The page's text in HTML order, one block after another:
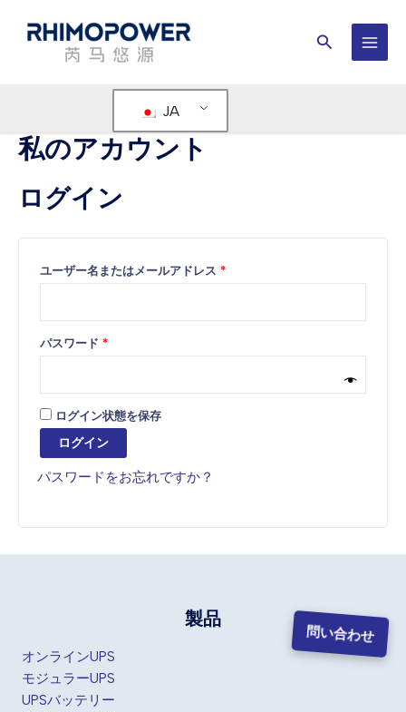
検
メ
JA
私のアカウント
ログイン
ユーザー名またはメールアドレス *必
パスワード *必
ログイン状態を保存
ログイン
パスワードをお忘れですか？
製品
オンラインUPS
モジュラーUPS
UPSバッテリー
問い合わせ